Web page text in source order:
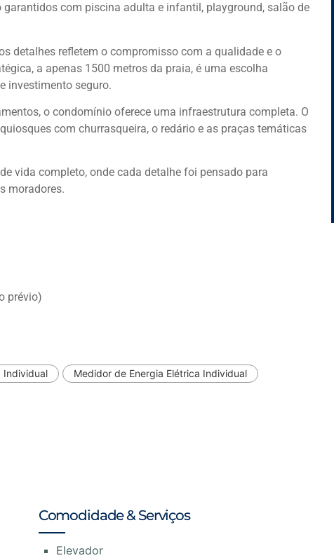
com piscina adulta e infantil, playground, salão de
detalhes refletem o compromisso com a qualidade e o
a apenas 1500 metros da praia, é uma escolha
investimento seguro.
o condomínio oferece uma infraestrutura completa. O
com churrasqueira, o redário e as praças temáticas
vida completo, onde cada detalhe foi pensado para
moradores.
prévio)
Individual
Medidor de Energia Elétrica Individual
Comodidade & Serviços
Elevador